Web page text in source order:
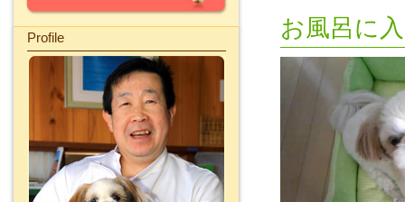
Profile お風呂に